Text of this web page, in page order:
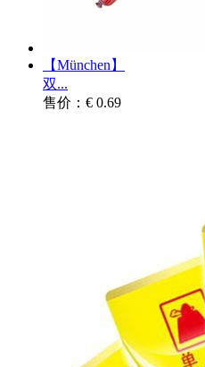
【München】
双...
售价：€ 0.69